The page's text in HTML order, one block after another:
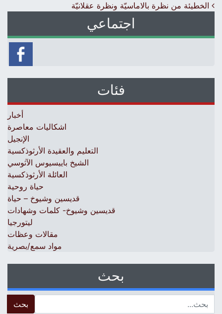
Post navigation
الخطيئة من نظرة بالاماسيّة ونظرة عقلانيّة
اجتماعي
فئات
أخبار
اشكاليات معاصرة
الإنجيل
التعليم والعقيدة الأرثوذكسية
الشيخ باييسيوس الآثوسي
العائلة الأرثوذكسية
حياة روحية
قديسين وشيوخ – حياة
قديسين وشيوخ- كلمات وشهادات
ليتورجيا
مقالات وعظات
مواد سمع/بصرية
بحث